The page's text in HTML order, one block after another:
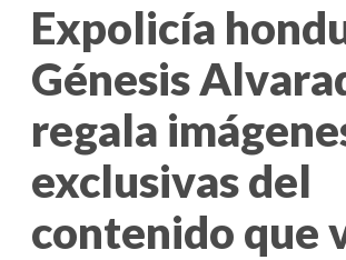
Expolicía
Génesis
regala
exclusivas del
contenido que